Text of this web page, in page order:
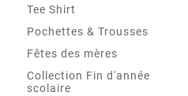
Tee Shirt
Pochettes & Trousses
Fêtes des mères
Collection Fin d'année
scolaire